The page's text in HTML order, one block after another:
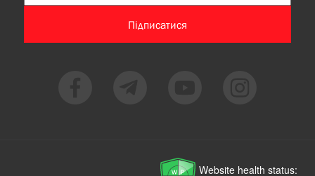
Підписатися
Website health status: